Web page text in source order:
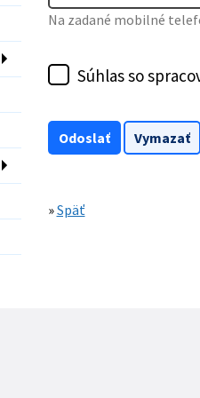
Na zadané mobilné
Súhlas so
»Späť